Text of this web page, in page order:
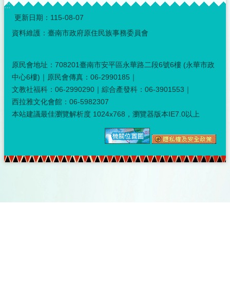
:::
更新日期： 115-08-07
資料維護：臺南市政府原住民族事務委員會
原民會地址：708201臺南市安平區永華路二段6號6樓 (永華市政
中心6樓)｜原民會傳真：06-2990185｜
文教社福科：06-2990290｜綜合產發科：06-3901553｜
西拉雅文化會館：06-5982307
本站建議最佳瀏覽解析度 1024x768，瀏覽器版本IE7.0以上